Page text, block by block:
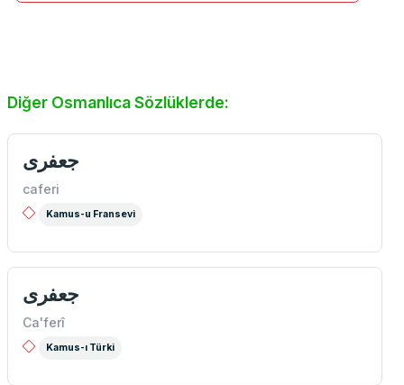
Diğer Osmanlıca Sözlüklerde:
جعفری
caferi
Kamus-u Fransevi
جعفری
Ca'ferî
Kamus-ı Türki